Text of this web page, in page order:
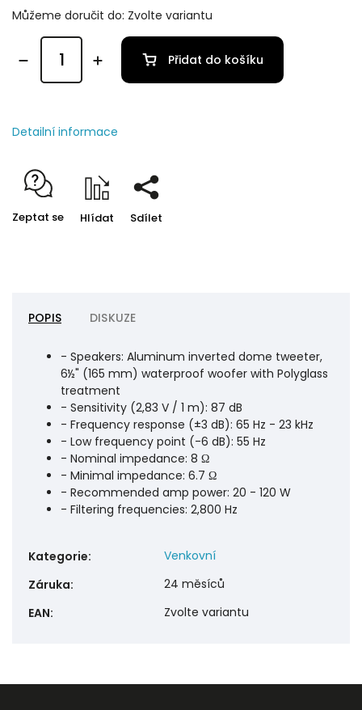
Můžeme doručit do: Zvolte variantu
Přidat do košíku
Detailní informace
Zeptat se Hlídat Sdílet
POPIS DISKUZE
- Speakers: Aluminum inverted dome tweeter,
6½" (165 mm) waterproof woofer with Polyglass
treatment
- Sensitivity (2,83 V / 1 m): 87 dB
- Frequency response (±3 dB): 65 Hz - 23 kHz
- Low frequency point (-6 dB): 55 Hz
- Nominal impedance: 8 Ω
- Minimal impedance: 6.7 Ω
- Recommended amp power: 20 - 120 W
- Filtering frequencies: 2,800 Hz
Kategorie:
Venkovní
Záruka:
24 měsíců
EAN: Zvolte variantu